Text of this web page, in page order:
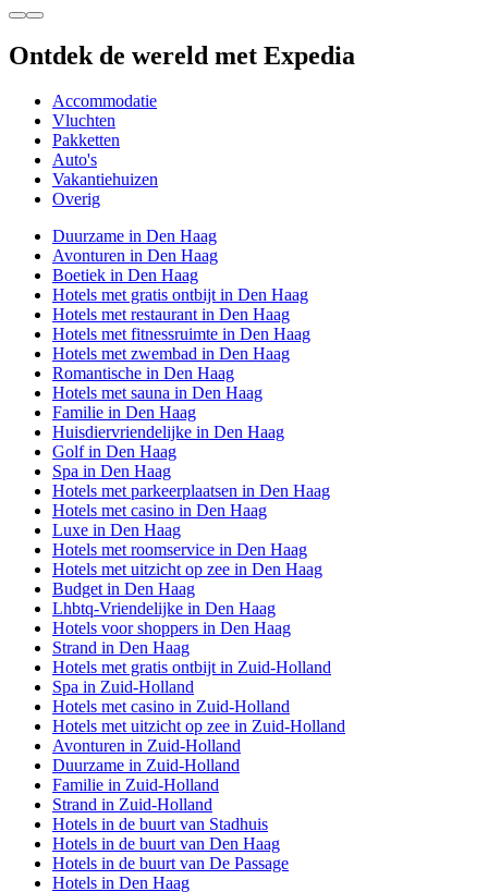
Ontdek de wereld met Expedia
Accommodatie
Vluchten
Pakketten
Auto's
Vakantiehuizen
Overig
Duurzame in Den Haag
Avonturen in Den Haag
Boetiek in Den Haag
Hotels met gratis ontbijt in Den Haag
Hotels met restaurant in Den Haag
Hotels met fitnessruimte in Den Haag
Hotels met zwembad in Den Haag
Romantische in Den Haag
Hotels met sauna in Den Haag
Familie in Den Haag
Huisdiervriendelijke in Den Haag
Golf in Den Haag
Spa in Den Haag
Hotels met parkeerplaatsen in Den Haag
Hotels met casino in Den Haag
Luxe in Den Haag
Hotels met roomservice in Den Haag
Hotels met uitzicht op zee in Den Haag
Budget in Den Haag
Lhbtq-Vriendelijke in Den Haag
Hotels voor shoppers in Den Haag
Strand in Den Haag
Hotels met gratis ontbijt in Zuid-Holland
Spa in Zuid-Holland
Hotels met casino in Zuid-Holland
Hotels met uitzicht op zee in Zuid-Holland
Avonturen in Zuid-Holland
Duurzame in Zuid-Holland
Familie in Zuid-Holland
Strand in Zuid-Holland
Hotels in de buurt van Stadhuis
Hotels in de buurt van Den Haag
Hotels in de buurt van De Passage
Hotels in Den Haag